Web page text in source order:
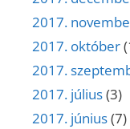
2017.
2017. október
2017.
2017. július(3)
2017. június(7)